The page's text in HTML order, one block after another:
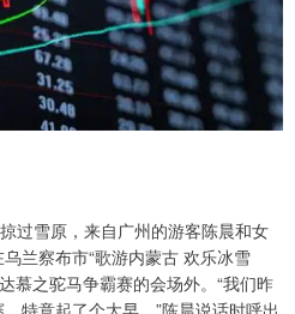
过雪原，来自广州的游客陈晨和女
兰察布市“歌游内蒙古 欢乐冰雪
慕之驼马争霸赛的会场外。“我们昨